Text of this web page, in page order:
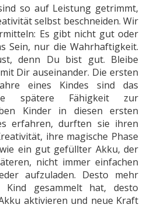
so auf Leistung getrimmt,
selbst beschneiden. Wir
Es gibt nicht gut oder
Sein, nur die Wahrhaftigkeit.
denn Du bist gut. Bleibe
Dir auseinander. Die ersten
eines Kindes sind das
spätere Fähigkeit zur
Kinder in diesen ersten
erfahren, durften sie ihren
ihre magische Phase
ein gut gefüllter Akku, der
nicht immer einfachen
aufzuladen. Desto mehr
Kind gesammelt hat, desto
aktivieren und neue Kraft